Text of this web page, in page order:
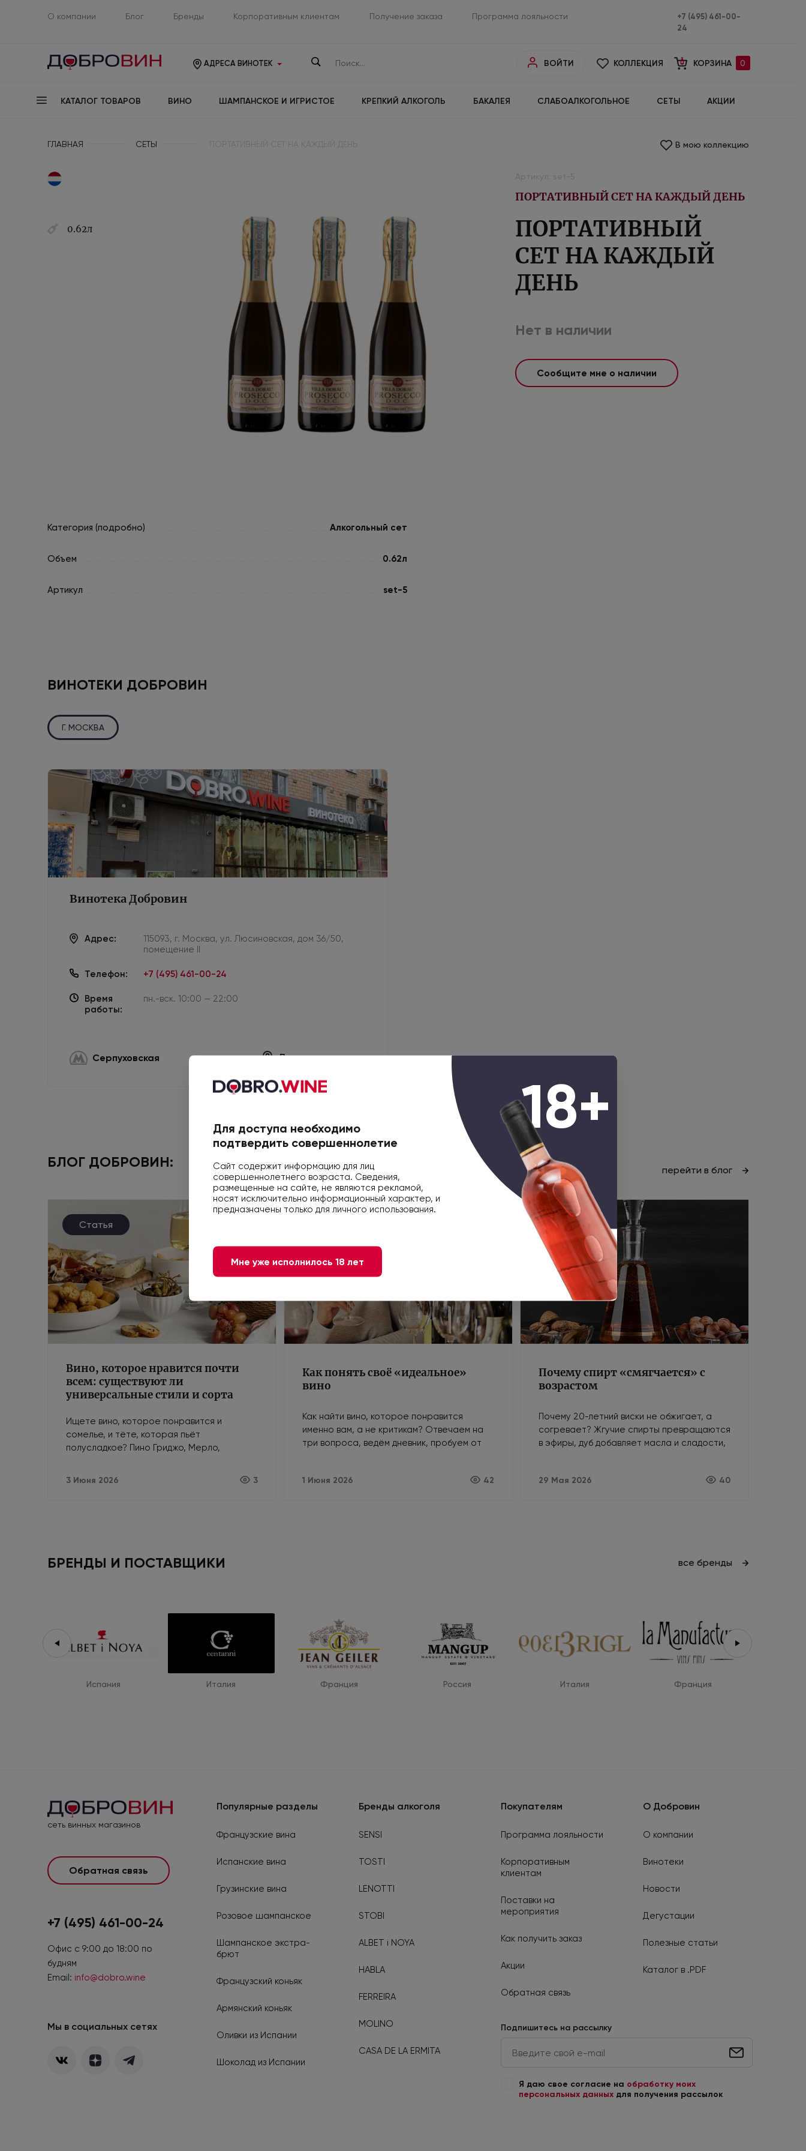
О компании Блог Бренды Корпоративным клиентам Получение заказа Программа лояльности
+7 (495) 461-00-
24
АДРЕСА ВИНОТЕК ВОЙТИ КОЛЛЕКЦИЯ КОРЗИНА 0
КАТАЛОГ ТОВАРОВ ВИНО ШАМПАНСКОЕ И ИГРИСТОЕ КРЕПКИЙ АЛКОГОЛЬ БАКАЛЕЯ СЛАБОАЛКОГОЛЬНОЕ СЕТЫ АКЦИИ
ГЛАВНАЯ СЕТЫ В мою коллекцию
0.62л
ПОРТАТИВНЫЙ СЕТ НА КАЖДЫЙ ДЕНЬ
ПОРТАТИВНЫЙ
СЕТ НА КАЖДЫЙ
ДЕНЬ
Нет в наличии
Сообщите мне о наличии
Категория (подробно) Алкогольный сет
Объем 0.62л
Артикул set-5
ВИНОТЕКИ ДОБРОВИН
Г. МОСКВА
Винотека Добровин
Адрес:
115093, г. Москва, ул. Люсиновская, дом 36/50,
помещение II
Телефон: +7 (495) 461-00-24
Время
работы:
пн.-вск. 10:00 — 22:00
Серпуховская Показать на карте
БЛОГ ДОБРОВИН: перейти в блог
Статья
Вино, которое нравится почти
всем: существуют ли
универсальные стили и сорта
Ищете вино, которое понравится и
сомелье, и тёте, которая пьёт
полусладкое? Пино Гриджо, Мерло,
3 Июня 2026 3
Как понять своё «идеальное»
вино
Как найти вино, которое понравится
именно вам, а не критикам? Отвечаем на
три вопроса, ведём дневник, пробуем от
1 Июня 2026 42
Статья
Почему спирт «смягчается» с
возрастом
Почему 20-летний виски не обжигает, а
согревает? Жгучие спирты превращаются
в эфиры, дуб добавляет масла и сладости,
29 Мая 2026 40
БРЕНДЫ И ПОСТАВЩИКИ все бренды
Испания Италия Франция Россия Италия Франция
сеть винных магазинов
Обратная связь
+7 (495) 461-00-24
Офис с 9:00 до 18:00 по
будням
Email: info@dobro.wine
Мы в социальных сетях
Популярные разделы
Французские вина
Испанские вина
Грузинские вина
Розовое шампанское
Шампанское экстра-
брют
Французский коньяк
Армянский коньяк
Оливки из Испании
Шоколад из Испании
Бренды алкоголя
SENSI
TOSTI
LENOTTI
STOBI
ALBET i NOYA
HABLA
FERREIRA
MOLINO
CASA DE LA ERMITA
Покупателям
Программа лояльности
Корпоративным
клиентам
Поставки на
мероприятия
Как получить заказ
Акции
Обратная связь
О Добровин
О компании
Винотеки
Новости
Дегустации
Полезные статьи
Каталог в .PDF
Подпишитесь на рассылку
Я даю свое согласие на обработку моих
персональных данныхдля получения рассылок
Для доступа необходимо
подтвердить совершеннолетие
Сайт содержит информацию для лиц
совершеннолетнего возраста. Сведения,
размещенные на сайте, не являются рекламой,
носят исключительно информационный характер, и
предназначены только для личного использования.
Мне уже исполнилось 18 лет
18+